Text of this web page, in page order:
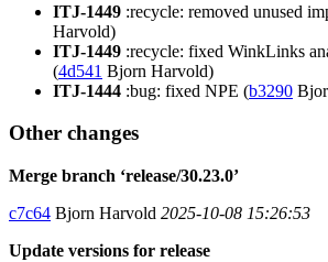
ITJ-1449 :recycle: removed unused
Harvold)
ITJ-1449 :recycle: fixed WinkLinks
(4d541 Bjorn Harvold)
ITJ-1444 :bug: fixed NPE (b3290
Other changes
Merge branch ‘release/30.23.0’
c7c64 Bjorn Harvold 2025-10-08 15:26:53
Update versions for release